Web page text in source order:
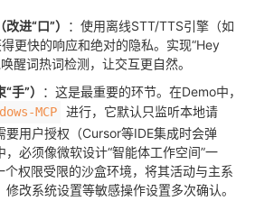
进“口”）
：使用离线STT/TTS引擎（如
更快的响应和绝对的隐私。实现“Hey
醒词热词检测，让交互更自然。
手”）
：这是最重要的环节。在Demo中，
MCP
进行，它默认只监听本地请
要用户授权（Cursor等IDE集成时会弹
，必须像微软设计“智能体工作空间”一
个权限受限的沙盒环境，将其活动与主系
改系统设置等敏感操作设置多次确认。